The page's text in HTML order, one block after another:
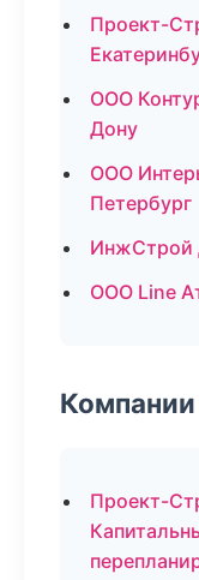
Проект-
ООО
Дону
ООО
Петербург
ИнжСтрой
ООО Line
Проект-